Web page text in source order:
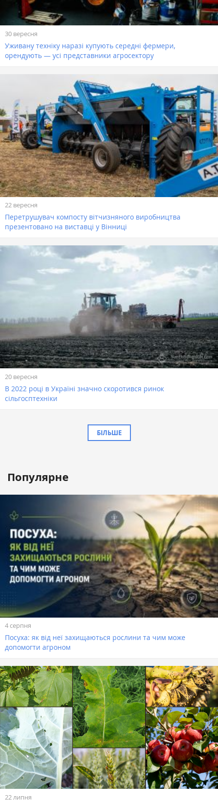
30 вересня
Уживану техніку наразі купують середні фермери,
орендують — усі представники агросектору
22 вересня
Перетрушувач компосту вітчизняного виробництва
презентовано на виставці у Вінниці
20 вересня
В 2022 році в Україні значно скоротився ринок
сільгосптехніки
БІЛЬШЕ
Популярне
4 серпня
Посуха: як від неї захищаються рослини та чим може
допомогти агроном
22 липня